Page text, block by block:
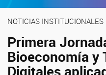
NOTICIAS INSTITUCIONALES
Primera
Bioeconomía y
Digitales